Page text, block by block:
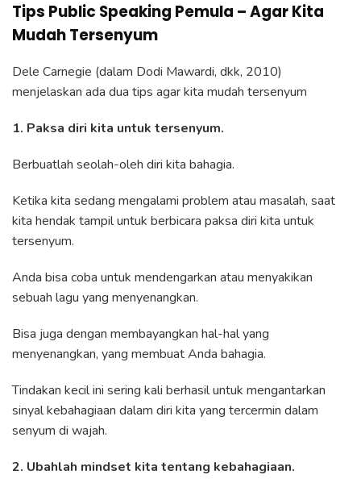
Tips Public Speaking Pemula – Agar Kita
Mudah Tersenyum
Dele Carnegie (dalam Dodi Mawardi, dkk, 2010)
menjelaskan ada dua tips agar kita mudah tersenyum
1. Paksa diri kita untuk tersenyum.
Berbuatlah seolah-oleh diri kita bahagia.
Ketika kita sedang mengalami problem atau masalah, saat
kita hendak tampil untuk berbicara paksa diri kita untuk
tersenyum.
Anda bisa coba untuk mendengarkan atau menyakikan
sebuah lagu yang menyenangkan.
Bisa juga dengan membayangkan hal-hal yang
menyenangkan, yang membuat Anda bahagia.
Tindakan kecil ini sering kali berhasil untuk mengantarkan
sinyal kebahagiaan dalam diri kita yang tercermin dalam
senyum di wajah.
2. Ubahlah mindset kita tentang kebahagiaan.